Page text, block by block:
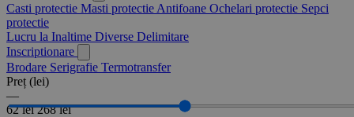
Casti protectie Masti protectie Antifoane Ochelari protectie Sepci
protectie
Lucru la Inaltime Diverse Delimitare
Inscriptionare
Brodare Serigrafie Termotransfer
Preț (lei)
—
62 lei 268 lei